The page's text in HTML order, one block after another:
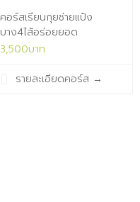
คอร์สเรียนกุยช่ายแป้ง
บาง4ไส้อร่อยยอด
นิยม(14ส.ค.69/13.30น./
3,500บาท
รายละเอียดคอร์ส →